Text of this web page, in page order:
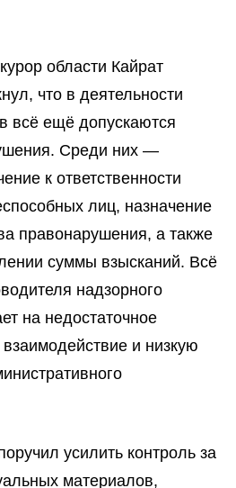
области Кайрат
что в деятельности
всё ещё допускаются
Среди них —
к ответственности
лиц, назначение
правонарушения, а также
суммы взысканий. Всё
надзорного
на недостаточное
и низкую
усилить контроль за
материалов,